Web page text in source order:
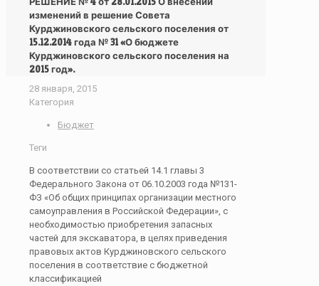
изменений в решение Совета
Курджиновского сельского поселения от
15.12.2014 года № 31 «О бюджете
Курджиновского сельского поселения на
2015 год».
28 января, 2015
Категория
Бюджет
Теги
В соответствии со статьей 14.1 главы 3
Федерального Закона от 06.10.2003 года №131-
ФЗ «Об общих принципах организации местного
самоуправления в Российской Федерации», с
необходимостью приобретения запасных
частей для экскаватора, в целях приведения
правовых актов Курджиновского сельского
поселения в соответствие с бюджетной
классификацией